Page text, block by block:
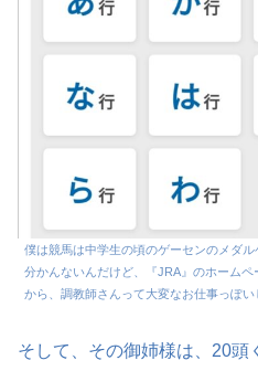
僕は競馬は中学生の頃のゲーセンのメダ
分かんないんだけど、『JRA』のホーム
から、調教師さんって大変なお仕事っぽい
そして、その御姉様は、20頭